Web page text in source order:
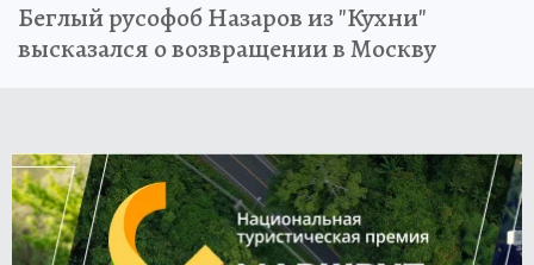
Беглый русофоб Назаров из "Кухни"
высказался о возвращении в Москву